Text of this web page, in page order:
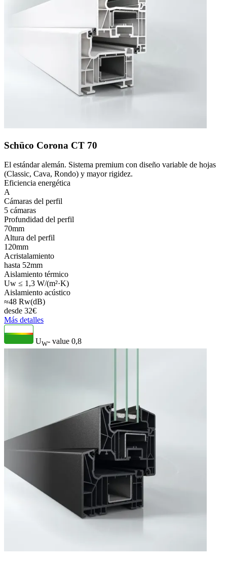
Schüco Corona CT 70
El estándar alemán. Sistema premium con diseño variable de hojas
(Classic, Cava, Rondo) y mayor rigidez.
Eficiencia energética
A
Cámaras del perfil
5 cámaras
Profundidad del perfil
70mm
Altura del perfil
120mm
Acristalamiento
hasta 52mm
Aislamiento térmico
Uw ≤ 1,3 W/(m²·K)
Aislamiento acústico
≈48 Rw(dB)
desde 32€
Más detalles
UW- value 0,8